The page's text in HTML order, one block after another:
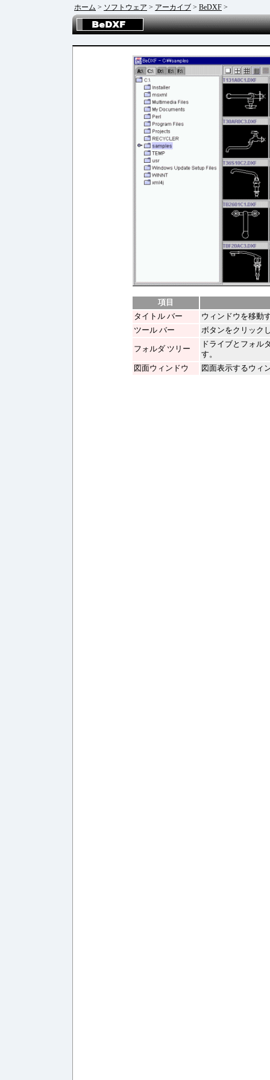
ホーム > ソフトウェア > アーカイブ > BeDXF >
項目
タイトル バー
ウィンドウを移動
ツール バー
ボタンをクリック
フォルダ ツリー
ドライブとフォル
す。
図面ウィンドウ
図面表示するウィ